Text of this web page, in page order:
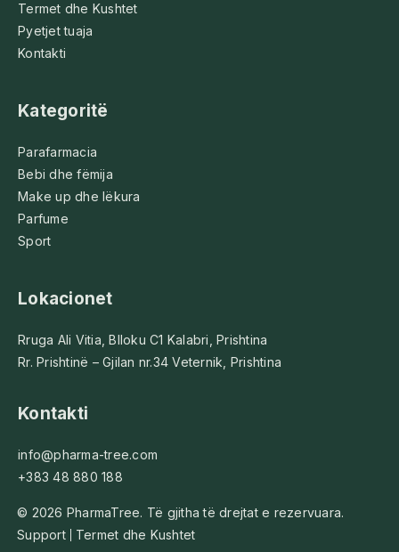
Termet dhe Kushtet
Pyetjet tuaja
Kontakti
Kategoritë
Parafarmacia
Bebi dhe fëmija
Make up dhe lëkura
Parfume
Sport
Lokacionet
Rruga Ali Vitia, Blloku C1 Kalabri, Prishtina
Rr. Prishtinë – Gjilan nr.34 Veternik, Prishtina
Kontakti
info@pharma-tree.com
+383 48 880 188
© 2026 PharmaTree. Të gjitha të drejtat e rezervuara.
Support
Termet dhe Kushtet